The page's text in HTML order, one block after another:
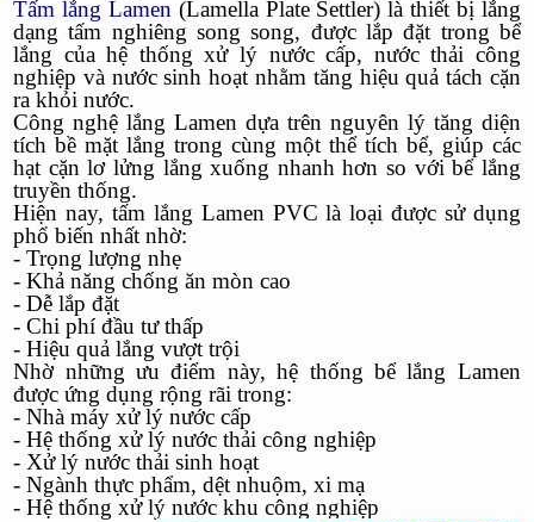
Tấm lắng Lamen(Lamella Plate Settler) là thiết bị lắng
dạng tấm nghiêng song song, được lắp đặt trong bể
lắng của hệ thống xử lý nước cấp, nước thải công
nghiệp và nước sinh hoạt nhằm tăng hiệu quả tách cặn
ra khỏi nước.
Công nghệ lắng Lamen dựa trên nguyên lý tăng diện
tích bề mặt lắng trong cùng một thể tích bể, giúp các
hạt cặn lơ lửng lắng xuống nhanh hơn so với bể lắng
truyền thống.
Hiện nay, tấm lắng Lamen PVC là loại được sử dụng
phổ biến nhất nhờ:
- Trọng lượng nhẹ
- Khả năng chống ăn mòn cao
- Dễ lắp đặt
- Chi phí đầu tư thấp
- Hiệu quả lắng vượt trội
Nhờ những ưu điểm này, hệ thống bể lắng Lamen
được ứng dụng rộng rãi trong:
- Nhà máy xử lý nước cấp
- Hệ thống xử lý nước thải công nghiệp
- Xử lý nước thải sinh hoạt
- Ngành thực phẩm, dệt nhuộm, xi mạ
- Hệ thống xử lý nước khu công nghiệp